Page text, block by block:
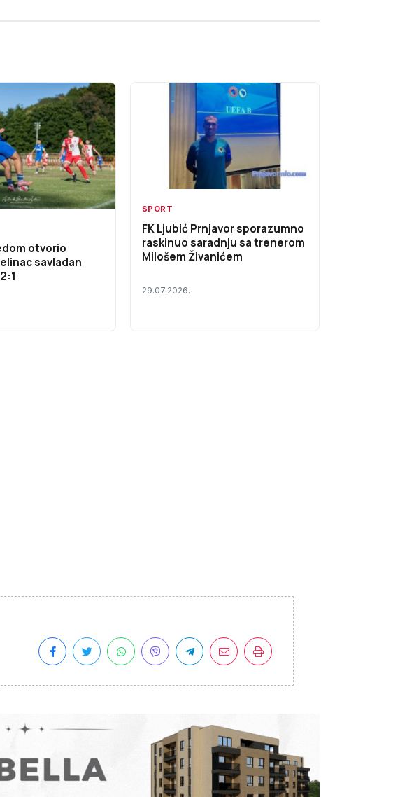
otvorio
savladan
SPORT
FK Ljubić Prnjavor sporazumno
raskinuo saradnju sa trenerom
Milošem Živanićem
29.07.2026.